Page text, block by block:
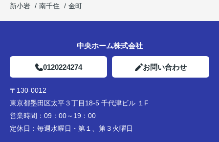
新小岩
南千住 金町
中央ホーム株式会社
0120224274 お問い合わせ
〒130-0012
東京都墨田区太平３丁目18-5 千代津ビル １F
営業時間： 09：00～19：00
定休日： 毎週水曜日・第１、第３火曜日